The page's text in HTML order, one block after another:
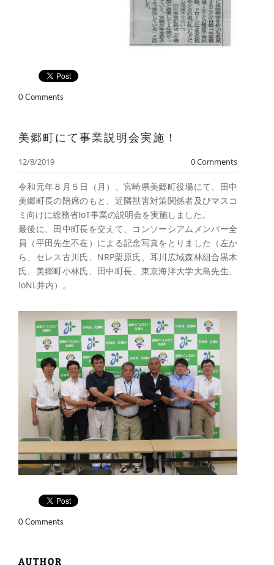
0 Comments
美郷町にて事業説明会実施！
12/8/2019 0 Comments
令和元年８月５日（月）、宮崎県美郷町役場にて、田中
美郷町長の陪席のもと、近隣獣害対策関係者及びマスコ
ミ向けに総務省IoT事業の説明会を実施しました。
最後に、田中町長を交えて、コンソーシアムメンバー全
員（平田先生不在）による記念写真をとりました（左か
ら、セレス古川氏、NRP栗原氏、耳川広域森林組合黒木
氏、美郷町小林氏、田中町長、東京海洋大学大島先生、
IoNL井内）。
0 Comments
AUTHOR